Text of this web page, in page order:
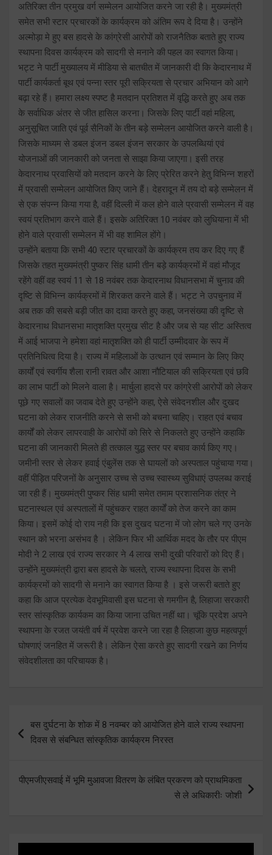
अतिरिक्त तीन प्रमुख वर्ग सम्मेलन आयोजित करने जा रही है। मुख्यमंत्री
समेत सभी स्टार प्रचारकों के कार्यक्रम को अंतिम रूप दे दिया है। उन्होंने
अल्मोड़ा मे हुए बस हादसे के कांग्रेसी आरोपों को राजनैतिक बताते हुए राज्य
स्थापना दिवस कार्यक्रम को सादगी से मनाने की पहल का स्वागत किया।
भट्ट ने पार्टी मुख्यालय में मीडिया से बातचीत में जानकारी दी कि केदारनाथ में
पार्टी कार्यकर्ता बूथ एवं पन्ना स्तर पूरी सक्रियता से प्रचार अभियान को आगे
बढ़ा रहे हैं। हमारा लक्ष्य स्पष्ट है मतदान प्रतिशत में वृद्धि करते हुए अब तक
के सर्वाधिक अंतर से जीत हासिल करना। जिसके लिए पार्टी वहां महिला,
अनुसूचित जाति एवं पूर्व सैनिकों के तीन बड़े सम्मेलन आयोजित करने वाली है।
जिसके माध्यम से डबल इंजन डबल इंजन सरकार के उपलब्धियां एवं
योजनाओं की जानकारी को जनता से साझा किया जाएगा। इसी तरह
केदारनाथ प्रवासियों को मतदान करने के लिए प्रेरित करने हेतु विभिन्न शहरों
में प्रवासी सम्मेलन आयोजित किए जाने हैं। देहरादून में तय दो बड़े सम्मेलन में
से एक संपन्न किया गया है, वहीं दिल्ली में कल होने वाले प्रवासी सम्मेलन में वह
स्वयं प्रतिभाग करने वाले हैं। इसके अतिरिक्त 10 नवंबर को लुधियाना में भी
होने वाले प्रवासी सम्मेलन में भी वह शामिल होंगे।
उन्होंने बताया कि सभी 40 स्टार प्रचारकों के कार्यक्रम तय कर दिए गए हैं
जिसके तहत मुख्यमंत्री पुष्कर सिंह धामी तीन बड़े कार्यक्रमों में वहां मौजूद
रहेंगे वहीं वह स्वयं 11 से 18 नवंबर तक केदारनाथ विधानसभा में चुनाव की
दृष्टि से विभिन्न कार्यक्रमों में शिरकत करने वाले हैं। भट्ट ने उपचुनाव में
अब तक की सबसे बड़ी जीत का दावा करते हुए कहा, जनसंख्या की दृष्टि से
केदारनाथ विधानसभा मातृशक्ति प्रमुख सीट है और जब से यह सीट अस्तित्व
में आई भाजपा ने हमेशा वहां मातृशक्ति को ही पार्टी उम्मीदवार के रूप में
प्रतिनिधित्व दिया है। राज्य में महिलाओं के उत्थान एवं सम्मान के लिए किए
कार्यों एवं स्वर्गीय शैला रानी रावत और आशा नौटियाल की सक्रियता एवं छवि
का लाभ पार्टी को मिलने वाला है। मार्चुला हादसे पर कांग्रेसी आरोपों को लेकर
पूछे गए सवालों का जवाब देते हुए उन्होंने कहा, ऐसे संवेदनशील और दुखद
घटना को लेकर राजनीति करने से सभी को बचना चाहिए। राहत एवं बचाव
कार्यों को लेकर लापरवाही के आरोपों को सिरे से निकलते हुए उन्होंने कहाकि
घटना की जानकारी मिलते ही तत्काल युद्ध स्तर पर बचाव कार्य किए गए।
जमीनी स्तर से लेकर हवाई एंबुलेंस तक से घायलों को अस्पताल पहुंचाया गया।
वहीं पीड़ित परिजनों के अनुसार उच्च से उच्च स्वास्थ्य सुविधाएं उपलब्ध कराई
जा रही हैं। मुख्यमंत्री पुष्कर सिंह धामी समेत तमाम प्रशासनिक तंत्र ने
घटनास्थल एवं अस्पतालों में पहुंचकर राहत कार्यों को तेज करने का काम
किया। इसमें कोई दो राय नही कि इस दुखद घटना में जो लोग चले गए उनके
स्थान को भरना असंभव है । लेकिन फिर भी आर्थिक मदद के तौर पर पीएम
मोदी ने 2 लाख एवं राज्य सरकार ने 4 लाख सभी दुखी परिवारों को दिए हैं।
उन्होंने मुख्यमंत्री द्वारा बस हादसे के चलते, राज्य स्थापना दिवस के सभी
कार्यक्रमों को सादगी से मनाने का स्वागत किया है । इसे जरूरी बताते हुए
कहा कि आज प्रत्येक देवभूमिवासी इस घटना से गमगीन है, लिहाजा सरकारी
स्तर सांस्कृतिक कार्यकम का किया जाना उचित नहीं था। चूंकि प्रदेश अपने
स्थापना के रजत जयंती वर्ष में प्रवेश करने जा रहा है लिहाजा कुछ महत्वपूर्ण
घोषणाएं जनहित में जरूरी है। लेकिन ऐसा करते हुए सादगी रखने का निर्णय
संवेदशीलता का परिचायक है।
navigation
बस दुर्घटना के शोक में 8 नवम्बर को आयोजित होने वाले राज्य स्थापना
दिवस से संबन्धित सांस्कृतिक कार्यक्रम निरस्त
पीएमजीएसवाई में भूमि मुआवजा वितरण के लंबित प्रकरण को प्राथमिकता
से ले अधिकारीः जोशी